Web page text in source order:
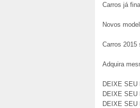
Carros já
Novos
Carros 2015
Adquira
DEIXE SEU
DEIXE SEU
DEIXE SEU